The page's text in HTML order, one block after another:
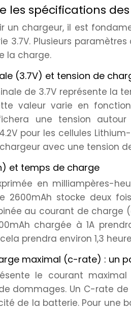
les spécifications
un chargeur, il est
3.7V. Plusieurs
la charge.
(3.7V) et tension de
de 3.7V représente la
valeur varie en
une tension
pour les cellules
avec une tension
et temps de charge
en milliampères-
2600mAh stocke deux
au courant de charge
chargée à 1A
prendra environ 1,3
maximal (c-rate) : un
le courant
dommages. Un C-rate
de la batterie. Pour une